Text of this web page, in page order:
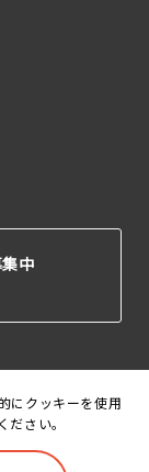
にクッキーを使用
ださい。
中
賃貸住宅居住者総